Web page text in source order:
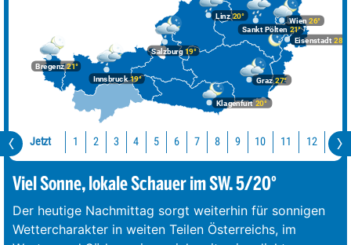
Bregenz21°
Graz27°
Innsbruck19°
Klagenfurt 20°
Linz20°
Salzburg19°
Wien 26°
Eisenstadt 28°
Sankt Pölten 21°
Jetzt 1 2 3 4 5 6 7 8 9 10 11 12 13
Viel Sonne, lokale Schauer im SW. 5/20°
Der heutige Nachmittag sorgt weiterhin für sonnigen
Wettercharakter in weiten Teilen Österreichs, im